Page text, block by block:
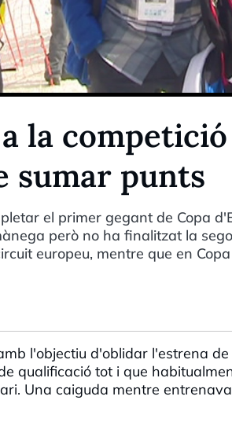
la competició
sumar punts
el primer gegant de Copa
però no ha finalitzat la
europeu, mentre que en
l'objectiu d'oblidar l'estrena
qualificació tot i que
Una caiguda mentre